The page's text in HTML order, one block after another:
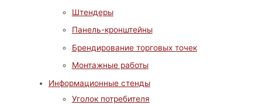
Штендеры
Панель-кронштейны
Брендирование торговых точек
Монтажные работы
Информационные стенды
Уголок потребителя